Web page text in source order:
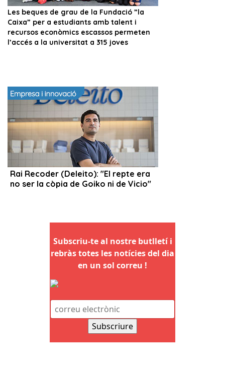
Subscriu-te al nostre butlletí i
rebràs totes les notícies del dia
en un sol correu !